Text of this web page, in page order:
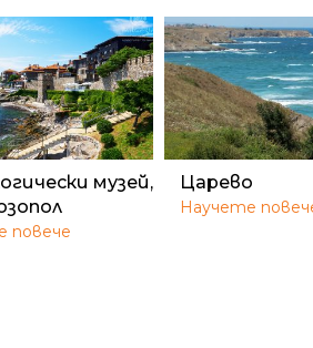
музей,
повече
Царево
Научете